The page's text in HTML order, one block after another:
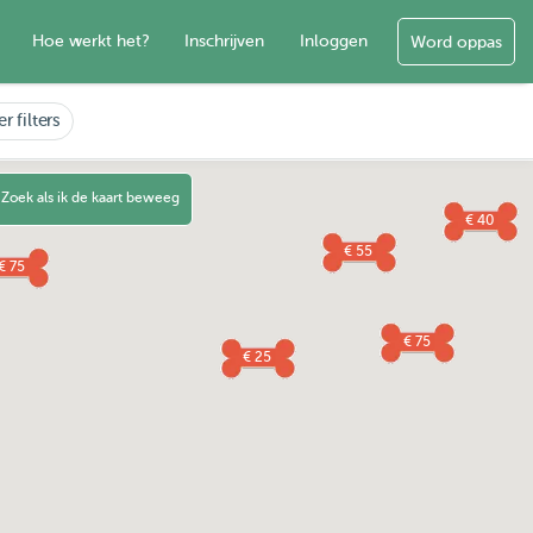
Hoe werkt het? Inschrijven Inloggen Word oppas
filters
€ 75
€ 55
75
€ 40
€ 25
Zoek als ik de kaart beweeg